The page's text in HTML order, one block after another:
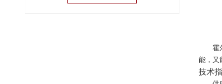
霍
能，又
技术